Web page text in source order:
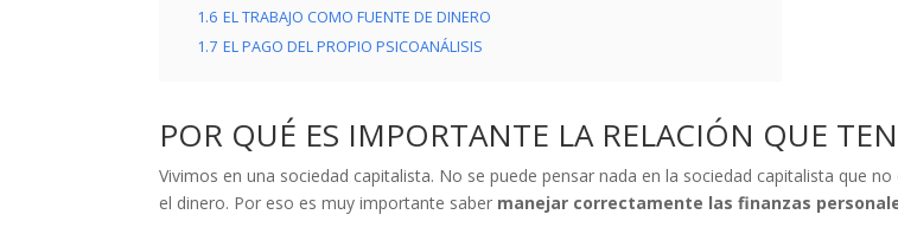
1.6 EL TRABAJO COMO FUENTE DE DINERO
1.7 EL PAGO DEL PROPIO PSICOANÁLISIS
POR QUÉ ES IMPORTANTE LA RELACIÓN QUE
Vivimos en una sociedad capitalista. No se puede pensar nada en la sociedad capitalista que
el dinero. Por eso es muy importante saber manejar correctamente las finanzas